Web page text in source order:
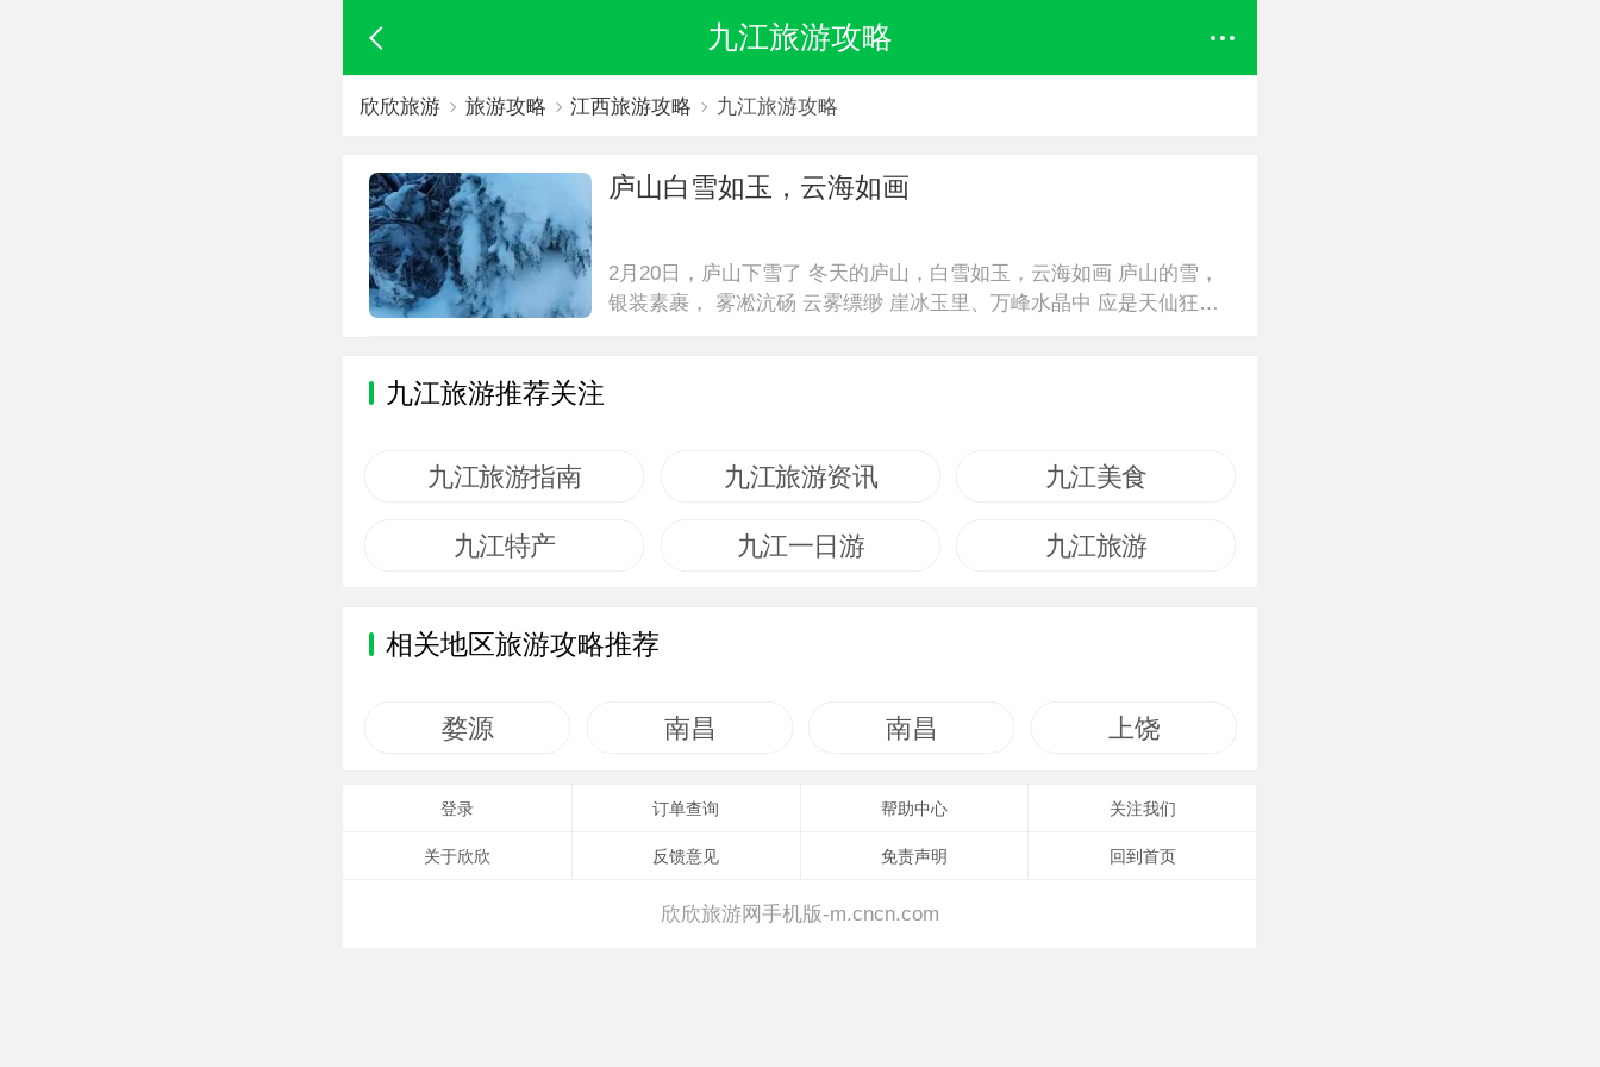
九江旅游攻略
欣欣旅游 旅游攻略 江西旅游攻略 九江旅游攻略
庐山白雪如玉，云海如画
2月20日，庐山下雪了 冬天的庐山，白雪如玉，云海如画 庐山的雪，
银装素裹， 雾凇沆砀 云雾缥缈 崖冰玉里、万峰水晶中 应是天仙狂
九江旅游推荐关注
九江旅游指南 九江旅游资讯 九江美食
九江特产 九江一日游 九江旅游
相关地区旅游攻略推荐
婺源 南昌 南昌 上饶
登录 订单查询 帮助中心 关注我们
关于欣欣 反馈意见 免责声明 回到首页
欣欣旅游网手机版-m.cncn.com